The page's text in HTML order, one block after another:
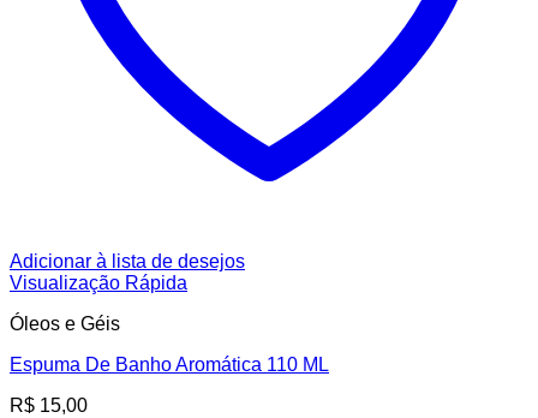
Adicionar à lista de desejos
Visualização Rápida
Óleos e Géis
Espuma De Banho Aromática 110 ML
R$ 15,00